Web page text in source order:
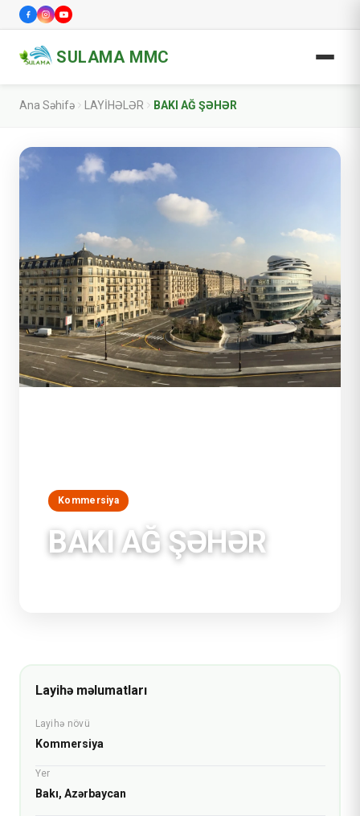
SULAMA MMC
Ana Səhifə LAYİHƏLƏR BAKI AĞ ŞƏHƏR
Kommersiya
BAKI AĞ ŞƏHƏR
Layihə məlumatları
Layihə növü
Kommersiya
Yer
Bakı, Azərbaycan